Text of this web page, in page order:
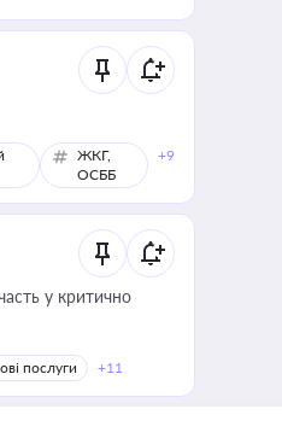
ЖКГ,
ОСББ
+9
у критично
послуги +11